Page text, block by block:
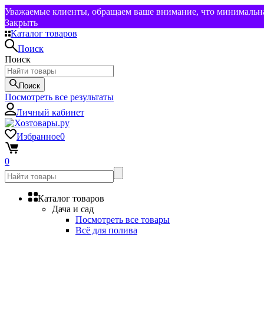
Уважаемые клиенты, обращаем ваше внимание, что
Закрыть
Каталог товаров
Поиск
Поиск
Поиск
Посмотреть все результаты
Личный кабинет
Избранное0
0
Каталог товаров
Дача и сад
Посмотреть все товары
Всё для полива